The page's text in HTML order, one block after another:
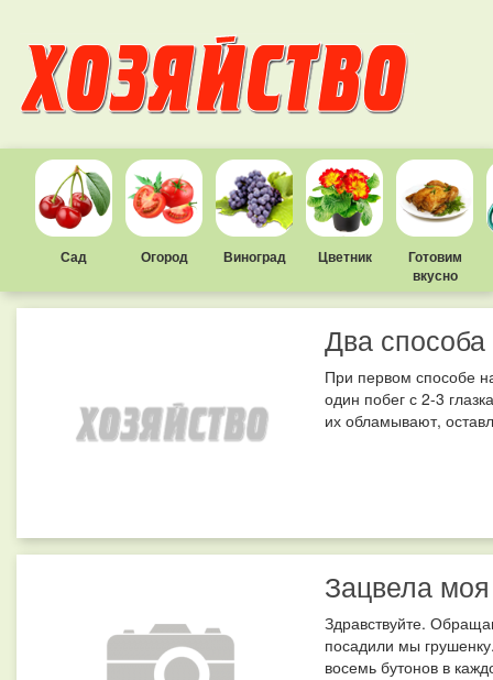
Сад Огород Виноград Цветник
Готовим
вкусно
Два способа
При первом способе
один побег с 2-3
их обламывают,
Зацвела
Здравствуйте.
посадили мы
восемь бутонов в